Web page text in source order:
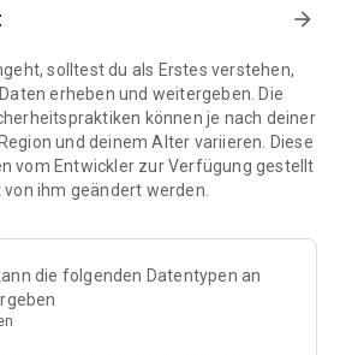
Partner (wie Homecamper |
die von der StayFree-
StayFree-Team hinzugefügt wurden –
Freunden geteilt.
Kein Problem!
& Zufahrtsweg), lies
dir Fotos & Details an – und
arrow_forward
solltest du als Erstes verstehen,
erheben und weitergeben. Die
können je nach deiner
und deinem Alter variieren. Diese
vom Entwickler zur Verfügung gestellt
ihm geändert werden.
die folgenden Datentypen an